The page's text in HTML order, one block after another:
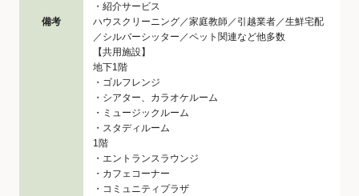
備考
・紹介サービス
ハウスクリーニング／家庭教師／引越業者／生鮮宅配
／シルバーシッター／ペット関連など他多数
【共用施設】
地下1階
・ゴルフレンジ
・シアター、カラオケルーム
・ミュージックルーム
・スタディルーム
1階
・エントランスラウンジ
・カフェコーナー
・コミュニティプラザ